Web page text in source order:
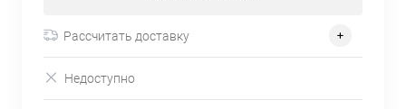
Рассчитать доставку
Недоступно